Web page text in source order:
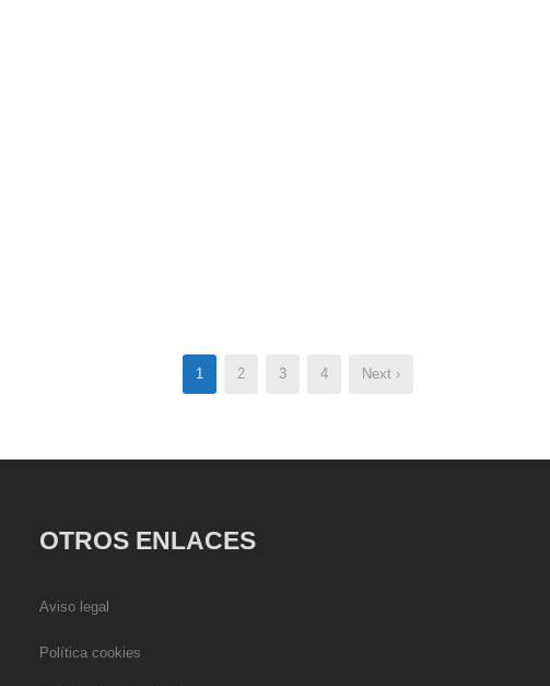
1 2 3 4 Next ›
OTROS ENLACES
Aviso legal
Política cookies